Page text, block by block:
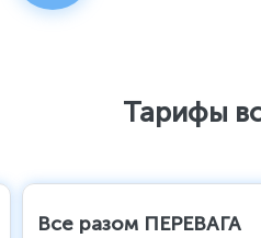
Тарифы
Все разом ПЕРЕВАГА